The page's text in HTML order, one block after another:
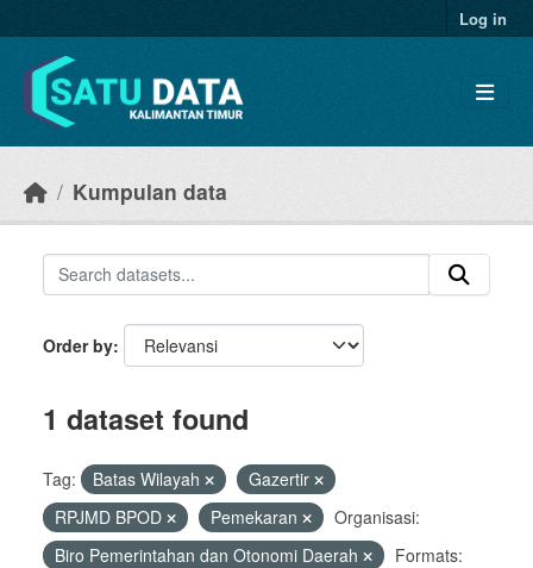
Log in
Kumpulan data
Order by
1 dataset found
Tag: Batas Wilayah
Gazertir
RPJMD BPOD
Pemekaran
Organisasi:
Biro Pemerintahan dan Otonomi Daerah
Formats: